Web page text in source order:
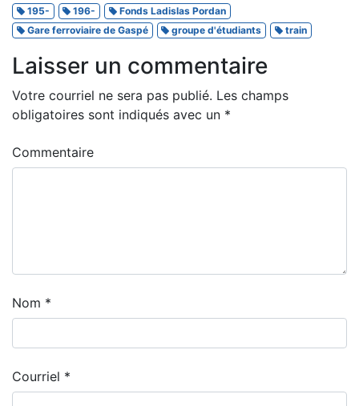
195- 196-
Fonds Ladislas Pordan
Gare ferroviaire de Gaspé
groupe d'étudiants train
Laisser un commentaire
Votre courriel ne sera pas publié. Les champs
obligatoires sont indiqués avec un *
Commentaire
Nom *
Courriel *